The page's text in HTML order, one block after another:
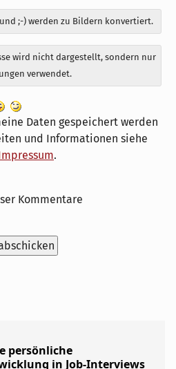
;-) werden zu Bildern konvertiert.
wird nicht dargestellt, sondern nur
verwendet.
Daten gespeichert werden
und Informationen siehe
.
Kommentare